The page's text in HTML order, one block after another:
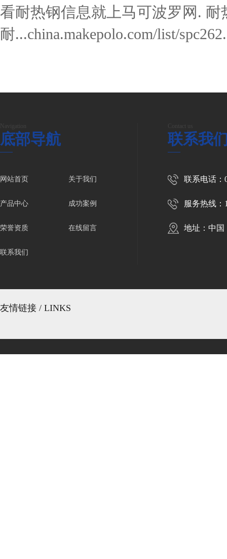
看耐热钢信息就上马可波罗网. 耐
耐...china.makepolo.com/list/
底部导航
网站首页 关于我们
产品中心 成功案例
荣誉资质 在线留言
联系我们
联系我
联系电话：
服务热线：
地址：中国
友情链接 / LINKS